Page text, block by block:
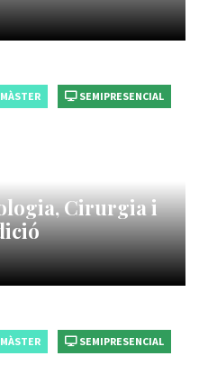
MÀSTER SEMIPRESENCIAL
Cirurgia i
MÀSTER SEMIPRESENCIAL